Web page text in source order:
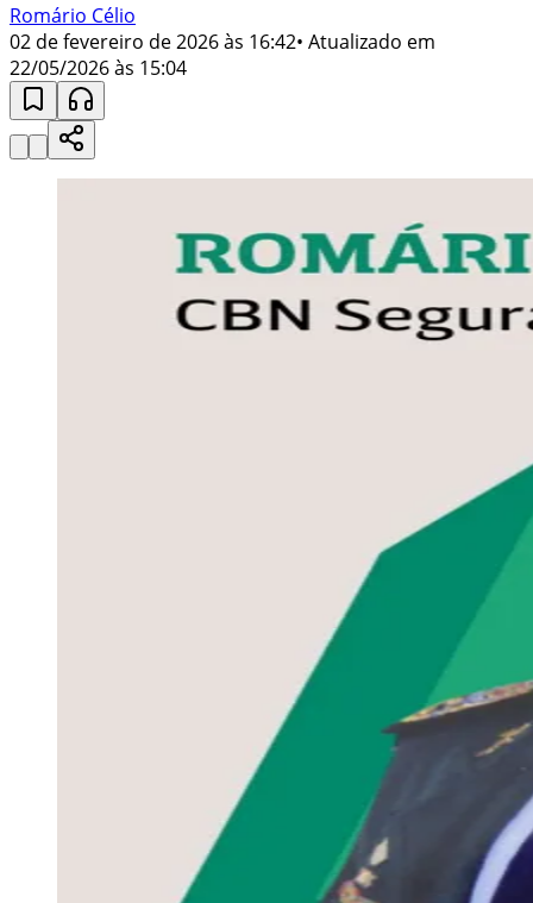
Romário Célio
02 de fevereiro de 2026 às 16:42• Atualizado em
22/05/2026 às 15:04